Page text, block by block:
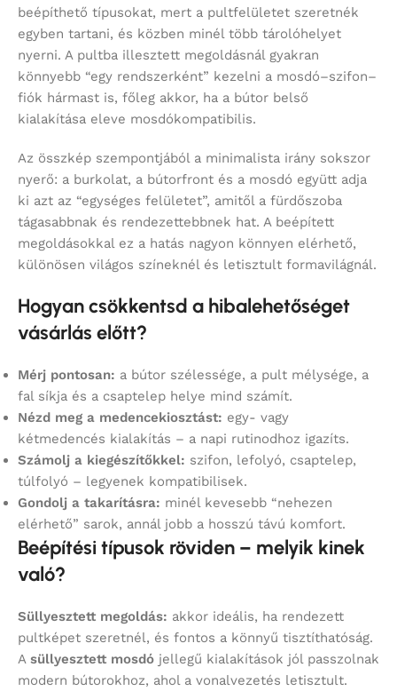
beépíthető típusokat, mert a pultfelületet szeretnék
egyben tartani, és közben minél több tárolóhelyet
nyerni. A pultba illesztett megoldásnál gyakran
könnyebb “egy rendszerként” kezelni a mosdó–szifon–
fiók hármast is, főleg akkor, ha a bútor belső
kialakítása eleve mosdókompatibilis.
Az összkép szempontjából a minimalista irány sokszor
nyerő: a burkolat, a bútorfront és a mosdó együtt adja
ki azt az “egységes felületet”, amitől a fürdőszoba
tágasabbnak és rendezettebbnek hat. A beépített
megoldásokkal ez a hatás nagyon könnyen elérhető,
különösen világos színeknél és letisztult formavilágnál.
Hogyan csökkentsd a hibalehetőséget
vásárlás előtt?
Mérj pontosan: a bútor szélessége, a pult mélysége, a
fal síkja és a csaptelep helye mind számít.
Nézd meg a medencekiosztást: egy- vagy
kétmedencés kialakítás – a napi rutinodhoz igazíts.
Számolj a kiegészítőkkel: szifon, lefolyó, csaptelep,
túlfolyó – legyenek kompatibilisek.
Gondolj a takarításra: minél kevesebb “nehezen
elérhető” sarok, annál jobb a hosszú távú komfort.
Beépítési típusok röviden – melyik kinek
való?
Süllyesztett megoldás: akkor ideális, ha rendezett
pultképet szeretnél, és fontos a könnyű tisztíthatóság.
A süllyesztett mosdó jellegű kialakítások jól passzolnak
modern bútorokhoz, ahol a vonalvezetés letisztult.